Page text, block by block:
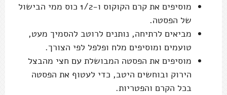
מוסיפים את קרם הקוקוס ו-1/2 כוס ממי הבישול
של הפסטה.
מביאים לרתיחה, נותנים לרוטב להסמיך מעט,
טועמים ומוסיפים מלח ופלפל לפי הצורך.
מוסיפים את הפסטה המבושלת עם חצי מהבצל
הירוק ובוחשים היטב, כדי לעטוף את הפסטה
בכל הקרם והפטריות.